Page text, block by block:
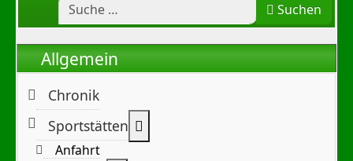
Suchen
Allgemein
Chronik
Sportstätten
Anfahrt